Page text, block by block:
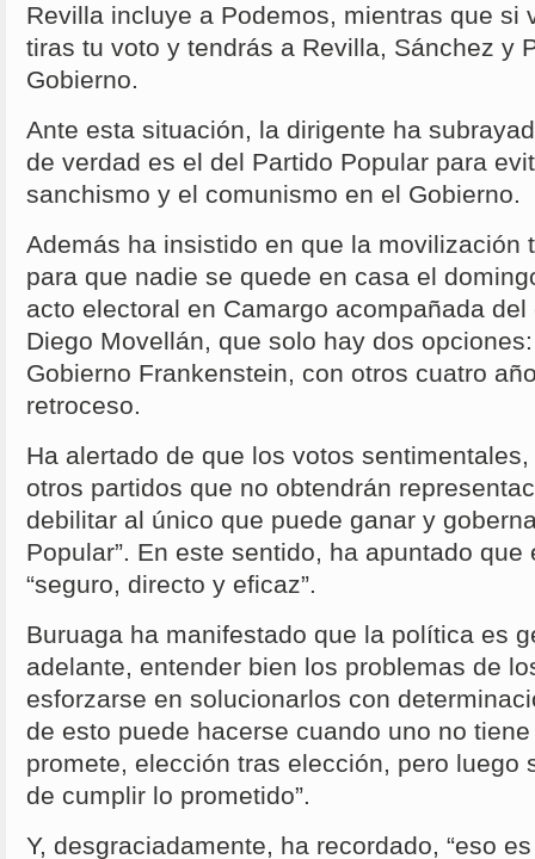
Revilla incluye a Podemos, mientras que si
tiras tu voto y tendrás a Revilla, Sánchez y
Gobierno.
Ante esta situación, la dirigente ha
de verdad es el del Partido Popular para
sanchismo y el comunismo en el Gobierno.
Además ha insistido en que la movilización
para que nadie se quede en casa el
acto electoral en Camargo acompañada
Diego Movellán, que solo hay dos
Gobierno Frankenstein, con otros cuatro
retroceso.
Ha alertado de que los votos
otros partidos que no obtendrán
debilitar al único que puede ganar y
Popular”. En este sentido, ha apuntado
“seguro, directo y eficaz”.
Buruaga ha manifestado que la política es
adelante, entender bien los problemas de
esforzarse en solucionarlos con
de esto puede hacerse cuando uno no
promete, elección tras elección, pero luego
de cumplir lo prometido”.
Y, desgraciadamente, ha recordado, “eso